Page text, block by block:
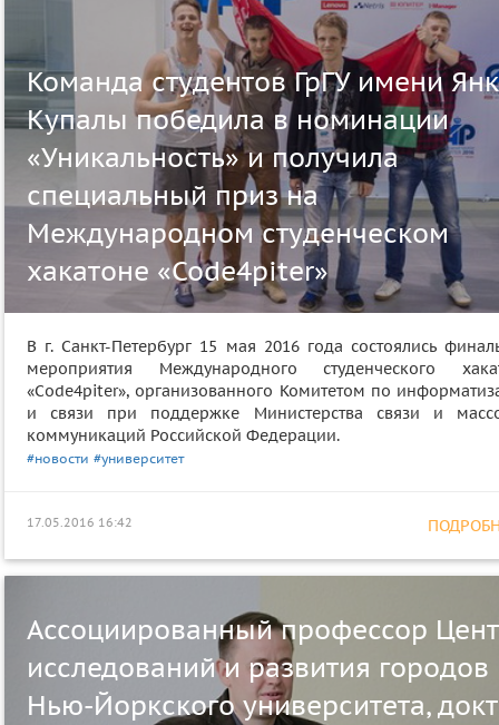
Команда студентов ГрГУ имени
Купалы победила в номинации
«Уникальность» и получила
специальный приз на
Международном студенческом
хакатоне «Code4piter»
В г. Санкт-Петербург 15 мая 2016 года состоялись
мероприятия Международного студенческого
«Code4piter», организованного Комитетом по
и связи при поддержке Министерства связи и
коммуникаций Российской Федерации.
#новости #университет
17.05.2016 16:42
Ассоциированный профессор
исследований и развития городов
Нью-Йоркского университета,